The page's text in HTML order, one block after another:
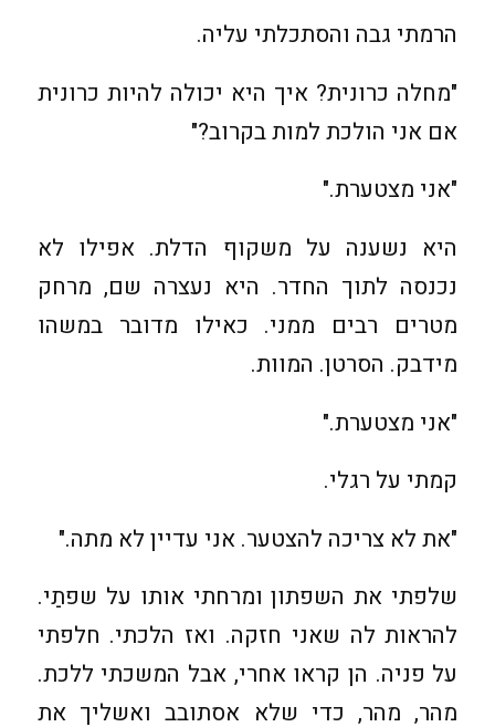
הרמתי גבה והסתכלתי עליה.
"מחלה כרונית? איך היא יכולה להיות כרונית
אם אני הולכת למות בקרוב?"
"אני מצטערת."
היא נשענה על משקוף הדלת. אפילו לא
נכנסה לתוך החדר. היא נעצרה שם, מרחק
מטרים רבים ממני. כאילו מדובר במשהו
מידבק. הסרטן. המוות.
"אני מצטערת."
קמתי על רגלי.
"את לא צריכה להצטער. אני עדיין לא מתה."
שלפתי את השפתון ומרחתי אותו על שפתַי.
להראות לה שאני חזקה. ואז הלכתי. חלפתי
על פניה. הן קראו אחרי, אבל המשכתי ללכת.
מהר, מהר, כדי שלא אסתובב ואשליך את